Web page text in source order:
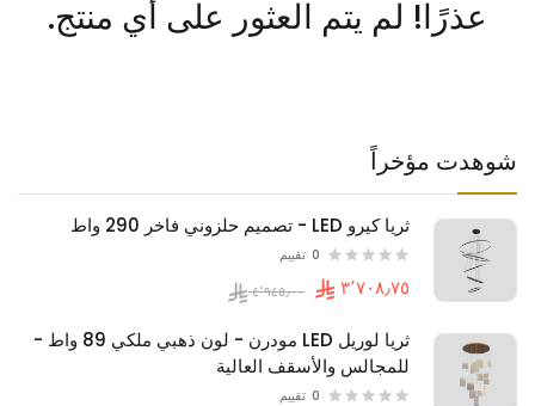
شوهدت مؤخراً
ثريا كيرو LED - تصميم حلزوني فاخر 290 واط
0 تقييم
ثريا لوريل LED مودرن - لون ذهبي ملكي 89 واط -
للمجالس والأسقف العالية
0 تقييم
عذرًا! لم يتم العثور على أي منتج.